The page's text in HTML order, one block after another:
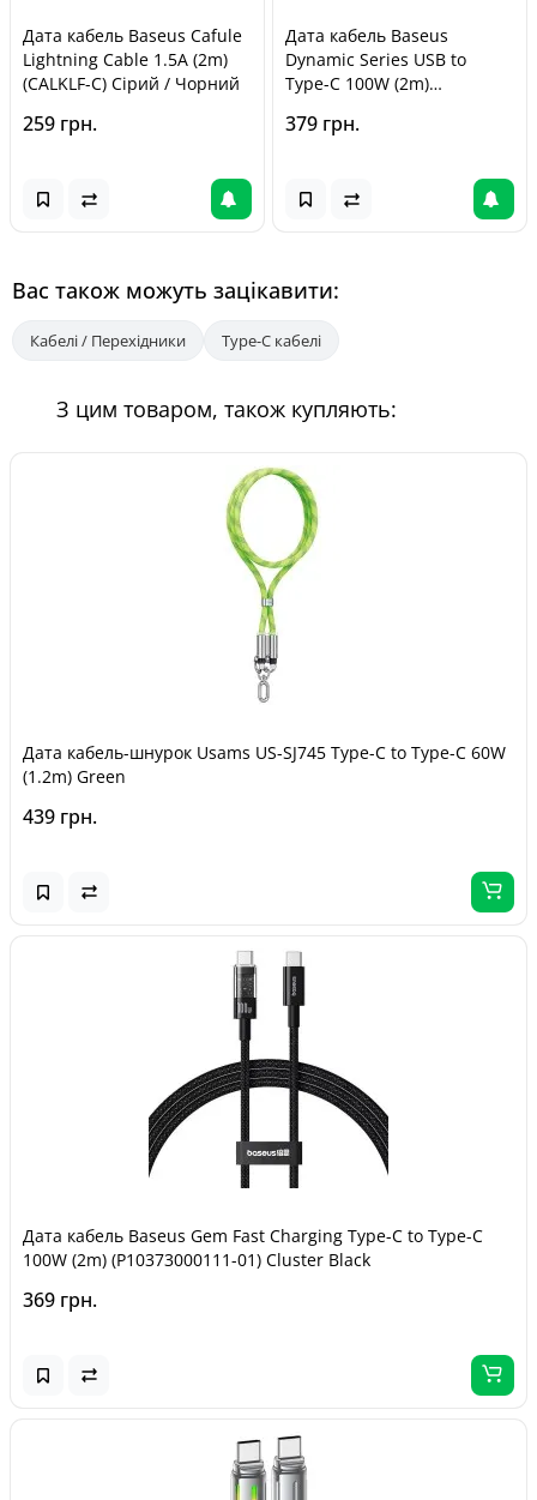
Дата кабель Baseus Cafule
Lightning Cable 1.5A (2m)
(CALKLF-C) Сірий / Чорний
259 грн.
Дата кабель Baseus
Dynamic Series USB to
Type-C 100W (2m)
379 грн.
Вас також можуть зацікавити:
Кабелі / Перехідники Type-C кабелі
З цим товаром, також купляють:
Дата кабель-шнурок Usams US-SJ745 Type-C to Type-C 60W
(1.2m) Green
439 грн.
Дата кабель Baseus Gem Fast Charging Type-C to Type-C
100W (2m) (P10373000111-01) Cluster Black
369 грн.